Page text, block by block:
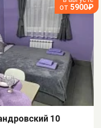
от 5900₽
10